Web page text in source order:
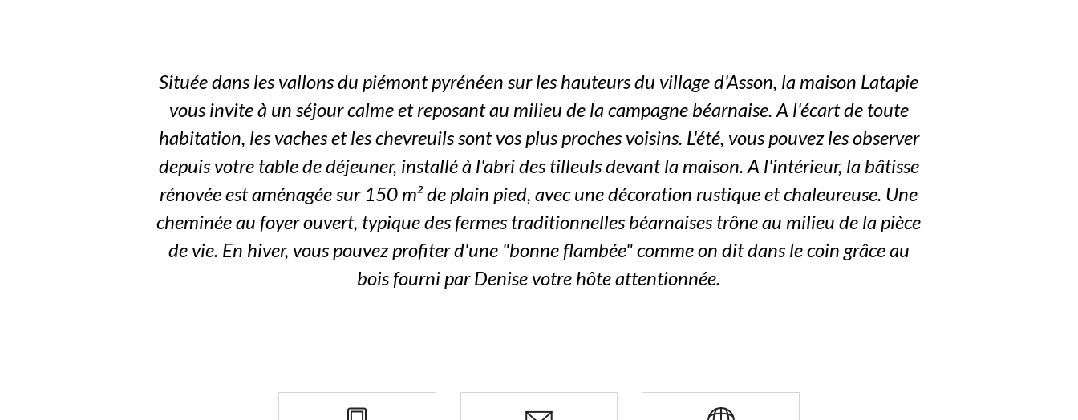
Située dans les vallons du piémont pyrénéen sur les hauteurs du village d'Asson, la maison Latapie
vous invite à un séjour calme et reposant au milieu de la campagne béarnaise. A l'écart de toute
habitation, les vaches et les chevreuils sont vos plus proches voisins. L'été, vous pouvez les observer
depuis votre table de déjeuner, installé à l'abri des tilleuls devant la maison. A l'intérieur, la bâtisse
rénovée est aménagée sur 150 m² de plain pied, avec une décoration rustique et chaleureuse. Une
cheminée au foyer ouvert, typique des fermes traditionnelles béarnaises trône au milieu de la pièce
de vie. En hiver, vous pouvez profiter d'une "bonne flambée" comme on dit dans le coin grâce au
bois fourni par Denise votre hôte attentionnée.